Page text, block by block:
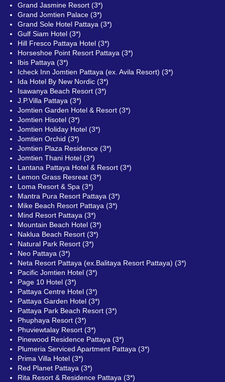
Grand Jasmine Resort (3*)
Grand Jomtien Palace (3*)
Grand Sole Hotel Pattaya (3*)
Gulf Siam Hotel (3*)
Hill Fresco Pattaya Hotel (3*)
Horseshoe Point Resort Pattaya (3*)
Ibis Pattaya (3*)
Icheck Inn Jomtien Pattaya (ex. Avila Resort) (3*)
Ida Hotel By New Nordic (3*)
Isawanya Beach Resort (3*)
J.P.Villa Pattaya (3*)
Jomtien Garden Hotel & Resort (3*)
Jomtien Hisotel (3*)
Jomtien Holiday Hotel (3*)
Jomtien Orchid (3*)
Jomtien Plaza Residence (3*)
Jomtien Thani Hotel (3*)
Lantana Pattaya Hotel & Resort (3*)
Lemon Grass Resreat (3*)
Loma Resort & Spa (3*)
Mantra Pura Resort Pattaya (3*)
Mike Beach Resort Pattaya (3*)
Mind Resort Pattaya (3*)
Mountain Beach Hotel (3*)
Naklua Beach Resort (3*)
Natural Park Resort (3*)
Neo Pattaya (3*)
Neta Resort Pattaya (ex.Balitaya Resort Pattaya) (3*)
Pacific Jomtien Hotel (3*)
Page 10 Hotel (3*)
Pattaya Centre Hotel (3*)
Pattaya Garden Hotel (3*)
Pattaya Park Beach Resort (3*)
Phuphaya Resort (3*)
Phuviewtalay Resort (3*)
Pinewood Residence Pattaya (3*)
Plumeria Serviced Apartment Pattaya (3*)
Prima Villa Hotel (3*)
Red Planet Pattaya (3*)
Rita Resort & Residence Pattaya (3*)